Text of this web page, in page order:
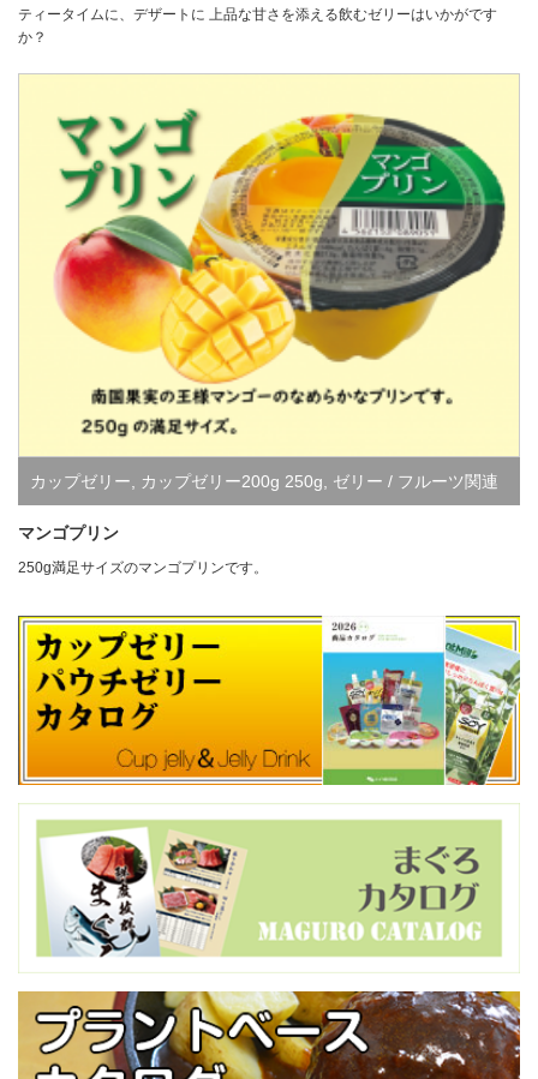
ティータイムに、デザートに 上品な甘さを添える飲むゼリーはいかがです
か？
カップゼリー, カップゼリー200g 250g, ゼリー / フルーツ関連
製品すべて
マンゴプリン
250g満足サイズのマンゴプリンです。